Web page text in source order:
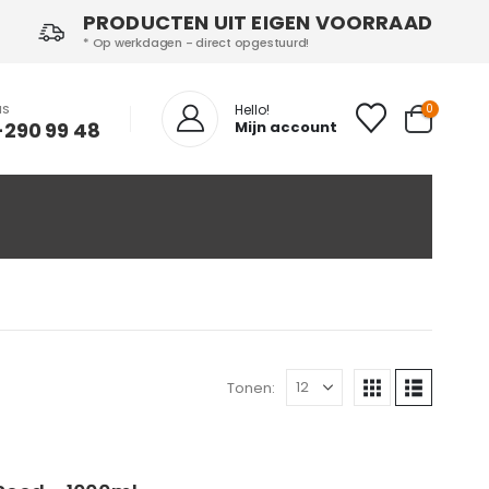
PRODUCTEN UIT EIGEN VOORRAAD
* Op werkdagen - direct opgestuurd!
99 48
Hello!
Mijn account
0
Tonen: